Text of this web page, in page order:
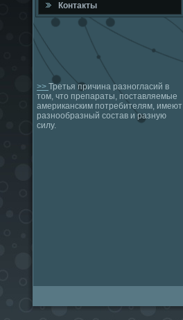
Контакты
>> Третья причина разногласий в
том, что препараты, поставляемые
американским потребителям, имеют
разнообразный состав и разную
силу.